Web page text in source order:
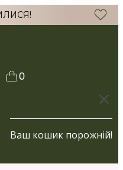
0
Ваш кошик порожній!